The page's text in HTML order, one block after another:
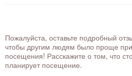
Пожалуйста, оставьте подробный
чтобы другим людям было проще
посещения! Расскажите о том, что
планирует посещение.